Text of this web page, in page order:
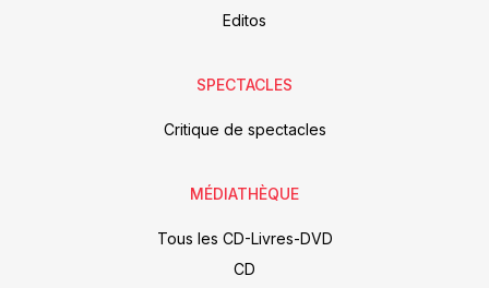
Editos
SPECTACLES
Critique de spectacles
MÉDIATHÈQUE
Tous les CD-Livres-DVD
CD